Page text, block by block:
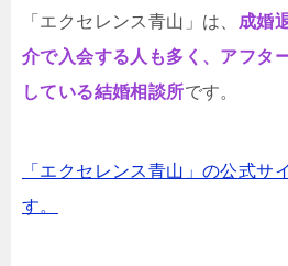
「エクセレンス青山」は、 成婚
介で入会する人も多く、アフタ
している結婚相談所です。
「エクセレンス青山」の公式サ
す。